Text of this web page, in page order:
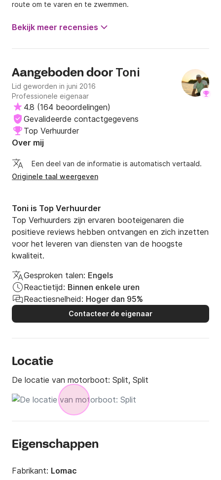
route om te varen en te zwemmen.
Bekijk meer recensies
Aangeboden door Toni
Lid geworden in juni 2016
Professionele eigenaar
4.8 (164 beoordelingen)
Gevalideerde contactgegevens
Top Verhuurder
Over mij
Een deel van de informatie is automatisch vertaald.
Originele taal weergeven
Toni is Top Verhuurder
Top Verhuurders zijn ervaren booteigenaren die
positieve reviews hebben ontvangen en zich inzetten
voor het leveren van diensten van de hoogste
kwaliteit.
Gesproken talen: Engels
Reactietijd: Binnen enkele uren
Reactiesnelheid: Hoger dan 95%
Contacteer de eigenaar
Locatie
De locatie van motorboot: Split, Split
Eigenschappen
Fabrikant: Lomac